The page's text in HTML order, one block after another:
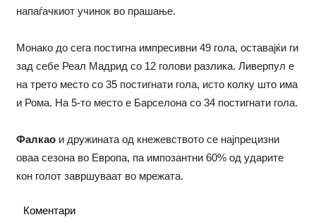
напаѓачкиот учинок во прашање.
Монако до сега постигна импресивни 49 гола, оставајќи ги
зад себе Реал Мадрид со 12 голови разлика. Ливерпул е
на трето место со 35 постигнати гола, исто колку што има
и Рома. На 5-то место е Барселона со 34 постигнати гола.
Фалкао и дружината од кнежевството се најпрецизни
оваа сезона во Европа, па импозантни 60% од ударите
кон голот завршуваат во мрежата.
Коментари